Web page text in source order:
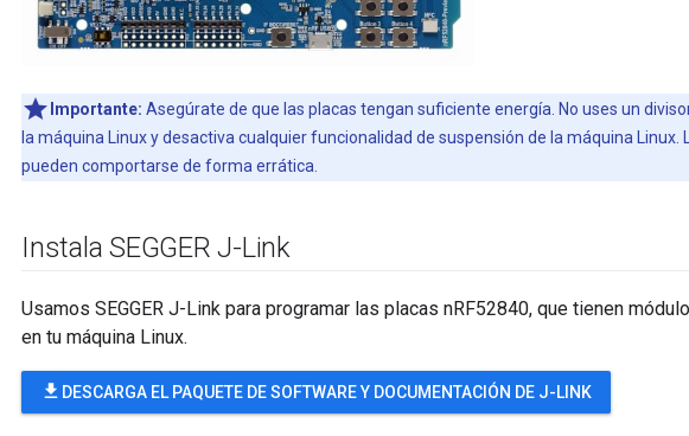
Importante: Asegúrate de que las placas tengan suficiente energía. No uses un
la máquina Linux y desactiva cualquier funcionalidad de suspensión de la máquina Linux.
pueden comportarse de forma errática.
Instala SEGGER J-Link
Usamos SEGGER J-Link para programar las placas nRF52840, que tienen
en tu máquina Linux.
file_download DESCARGA EL PAQUETE DE SOFTWARE Y DOCUMENTACIÓN DE J-LINK